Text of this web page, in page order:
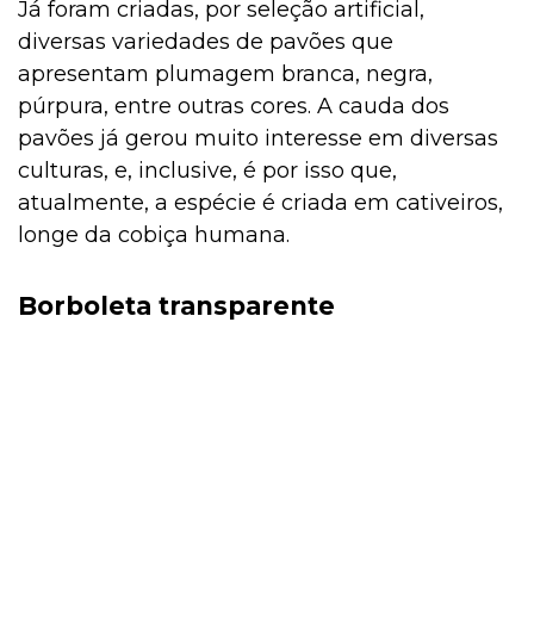
Já foram criadas, por seleção artificial,
diversas variedades de pavões que
apresentam plumagem branca, negra,
púrpura, entre outras cores. A cauda dos
pavões já gerou muito interesse em diversas
culturas, e, inclusive, é por isso que,
atualmente, a espécie é criada em cativeiros,
longe da cobiça humana.
Borboleta transparente